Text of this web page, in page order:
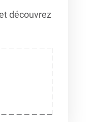
découvrez